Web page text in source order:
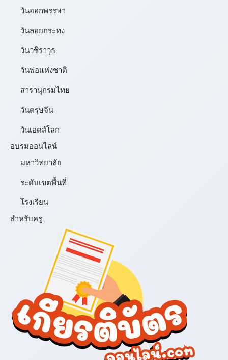
วันออกพรรษา
วันลอยกระทง
วันวชิราวุธ
วันพ่อแห่งชาติ
สารานุกรมไทย
วันตรุษจีน
วันเอดส์โลก
อบรมออนไลน์
มหาวิทยาลัย
ระดับเขตพื้นที่
โรงเรียน
สำหรับครู